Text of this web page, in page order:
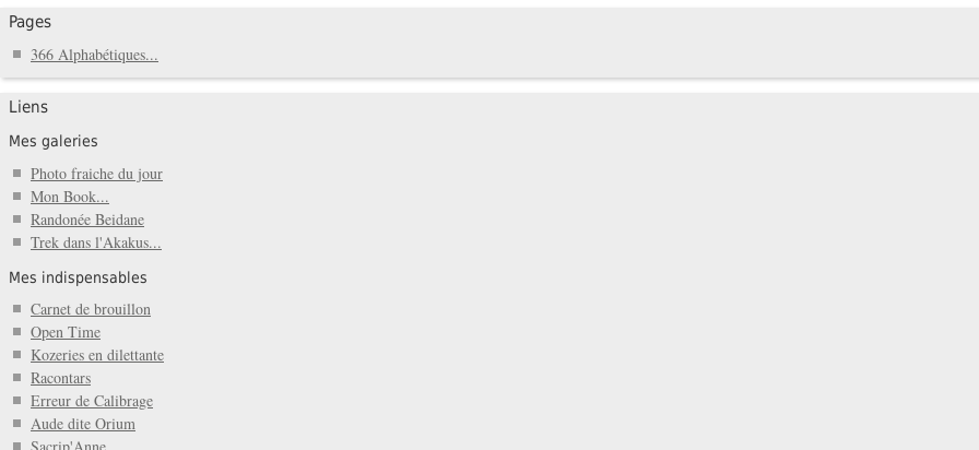
Pages
366 Alphabétiques...
Liens
Mes galeries
Photo fraiche du jour
Mon Book...
Randonée Beidane
Trek dans l'Akakus...
Mes indispensables
Carnet de brouillon
Open Time
Kozeries en dilettante
Racontars
Erreur de Calibrage
Aude dite Orium